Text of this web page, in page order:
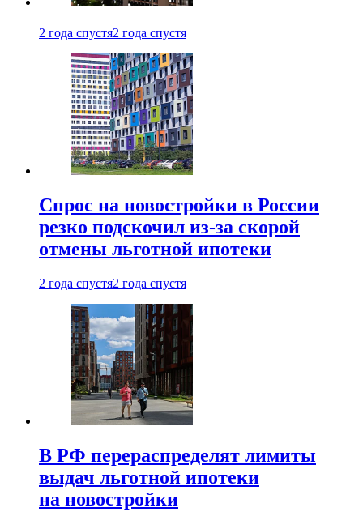
2 года спустя2 года спустя
Спрос на новостройки в России
резко подскочил из-за скорой
отмены льготной ипотеки
2 года спустя2 года спустя
В РФ перераспределят лимиты
выдач льготной ипотеки
на новостройки